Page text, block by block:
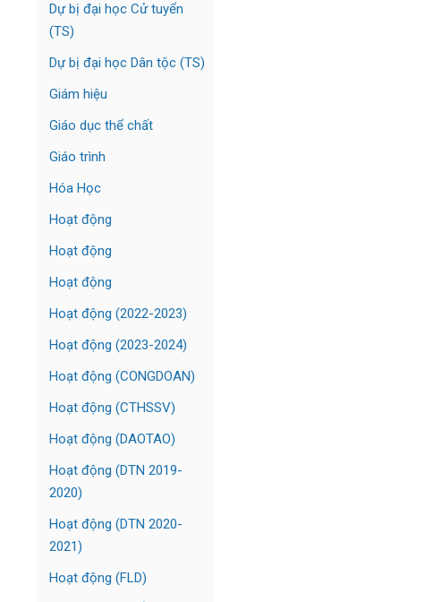
Dự bị đại học Cử tuyển
(TS)
Dự bị đại học Dân tộc (TS)
Giám hiệu
Giáo dục thể chất
Giáo trình
Hóa Học
Hoạt động
Hoạt động
Hoạt động
Hoạt động (2022-2023)
Hoạt động (2023-2024)
Hoạt động (CONGDOAN)
Hoạt động (CTHSSV)
Hoạt động (DAOTAO)
Hoạt động (DTN 2019-
2020)
Hoạt động (DTN 2020-
2021)
Hoạt động (FLD)